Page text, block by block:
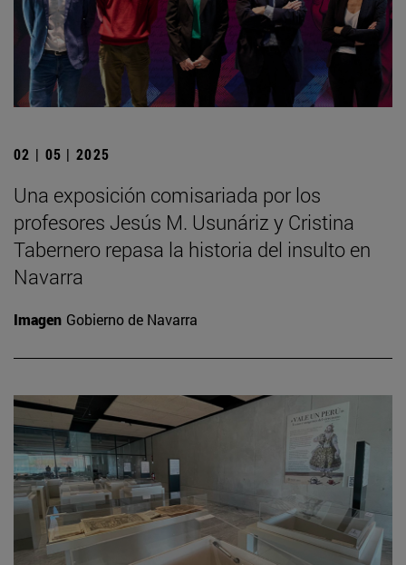
02 | 05 | 2025
Una exposición comisariada por los
profesores Jesús M. Usunáriz y Cristina
Tabernero repasa la historia del insulto en
Navarra
Imagen Gobierno de Navarra